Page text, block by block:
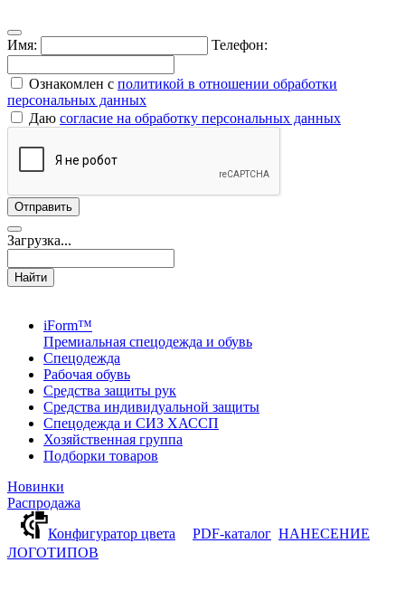
Имя: Телефон:
Ознакомлен с политикой в отношении обработки
персональных данных
Даю согласие на обработку персональных данных
Загрузка...
Найти
iForm™
Премиальная спецодежда и обувь
Спецодежда
Рабочая обувь
Средства защиты рук
Средства индивидуальной защиты
Спецодежда и СИЗ ХАССП
Хозяйственная группа
Подборки товаров
Новинки
Распродажа
Конфигуратор цвета
PDF-каталог НАНЕСЕНИЕ
ЛОГОТИПОВ